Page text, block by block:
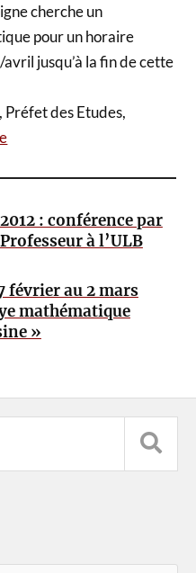
cherche un
pour un horaire
jusqu’à la fin de cette
Préfet des Etudes,
: conférence par
à l’ULB
février au 2 mars
mathématique
»